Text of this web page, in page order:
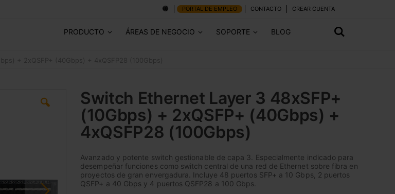
PORTAL DE EMPLEO CONTACTO CREAR CUENTA
PRODUCTO ÁREAS DE NEGOCIO SOPORTE BLOG
Switch Ethernet Layer 3 48xSFP+
(10Gbps) + 2xQSFP+ (40Gbps) +
4xQSFP28 (100Gbps)
Avanzado y potente switch gestionable de capa 3. Especialmente indicado para
desempeñar funciones como switch central de una red de Ethernet sobre fibra en
proyectos de gran envergadura. Incluye 48 puertos SFP+ a 10 Gbps, 2 puertos
QSFP+ a 40 Gbps y 4 puertos QSFP28 a 100 Gbps.